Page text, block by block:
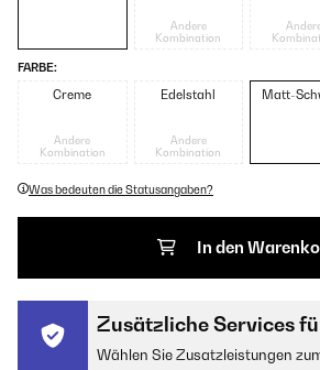
Andere
Kombination
FARBE:
Creme
Andere
Kombination
Edelstahl
Andere
Kombination
Matt-
Was bedeuten die Statusangaben?
In den
Zusätzliche Services
Wählen Sie Zusatzleistungen